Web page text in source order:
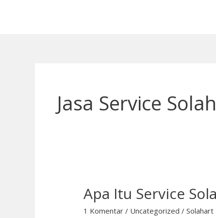
Jasa Service
Apa Itu Service
1 Komentar / Uncategorized /Solahart
Apa